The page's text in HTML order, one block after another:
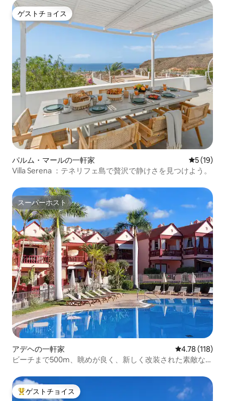
ゲストチョイス
ゲストチョイス
パルム・マールの一軒家 レビュー
5 (19)
Villa Serena ：テネリフェ島で贅沢で静けさを見つけよう。
スーパーホスト
スーパーホスト
アデヘの一軒家 レビュー118
4.78 (118)
ビーチまで500m、眺めが良く、新しく改装された素敵なヴ
大好評のゲストチョイスです。
ゲストチョイス